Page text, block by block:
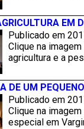
EM
Publicado em
Clique na
agricultura e a
DE UM
Publicado em
Clique na
especial em